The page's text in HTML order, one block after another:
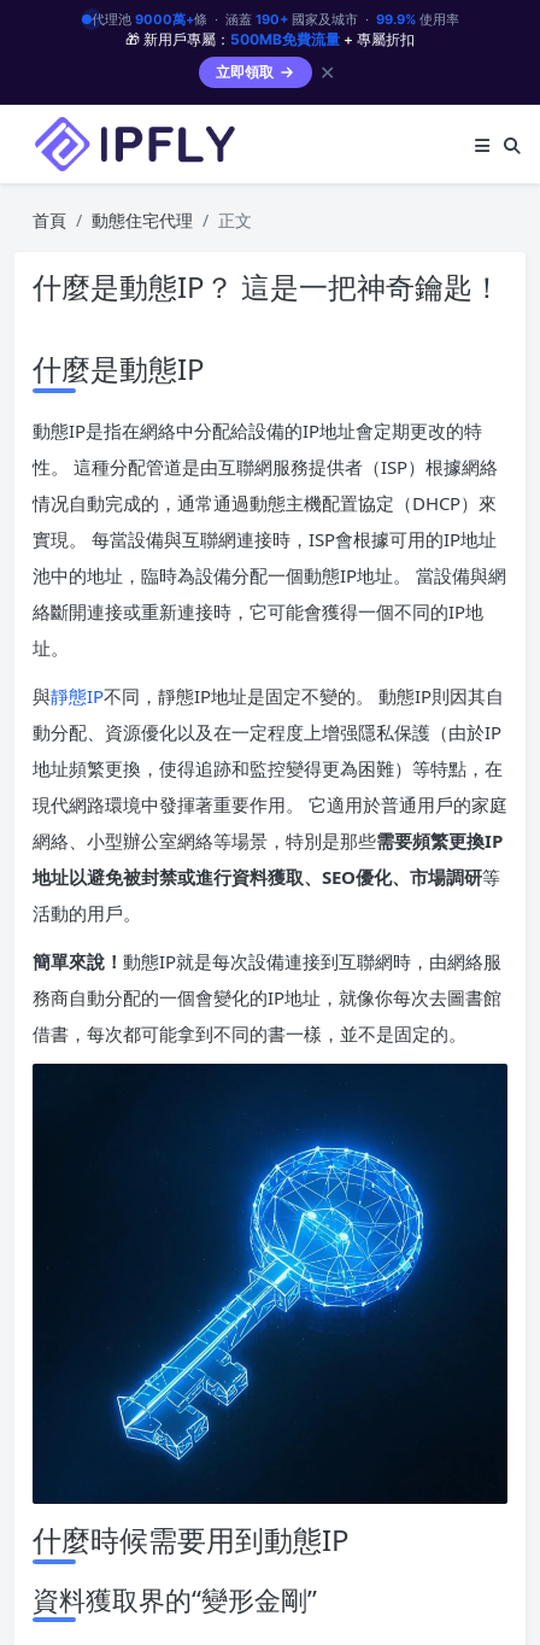
代理池 9000萬+條 · 涵蓋 190+國家及城市 · 99.9%使用率
🎁 新用戶專屬： 500MB免費流量 + 專屬折扣
立即領取
✕
首頁 動態住宅代理 正文
什麼是動態IP？ 這是一把神奇鑰匙！
什麼是動態IP
動態IP是指在網絡中分配給設備的IP地址會定期更改的特
性。 這種分配管道是由互聯網服務提供者（ISP）根據網絡
情况自動完成的，通常通過動態主機配置協定（DHCP）來
實現。 每當設備與互聯網連接時，ISP會根據可用的IP地址
池中的地址，臨時為設備分配一個動態IP地址。 當設備與網
絡斷開連接或重新連接時，它可能會獲得一個不同的IP地
址。
與靜態IP不同，靜態IP地址是固定不變的。 動態IP則因其自
動分配、資源優化以及在一定程度上增强隱私保護（由於IP
地址頻繁更換，使得追跡和監控變得更為困難）等特點，在
現代網路環境中發揮著重要作用。 它適用於普通用戶的家庭
網絡、小型辦公室網絡等場景，特別是那些需要頻繁更換IP
地址以避免被封禁或進行資料獲取、SEO優化、市場調研等
活動的用戶。
簡單來說！ 動態IP就是每次設備連接到互聯網時，由網絡服
務商自動分配的一個會變化的IP地址，就像你每次去圖書館
借書，每次都可能拿到不同的書一樣，並不是固定的。
什麼時候需要用到動態IP
資料獲取界的“變形金剛”